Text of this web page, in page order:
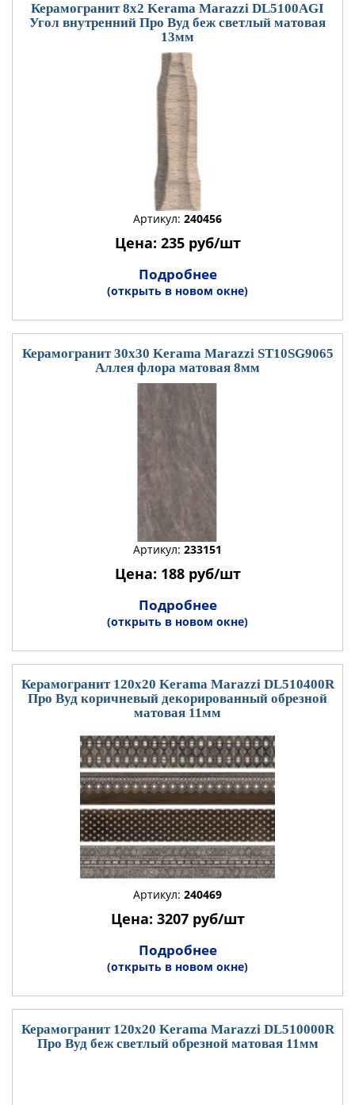
Керамогранит 8x2 Kerama Marazzi DL5100AGI
Угол внутренний Про Вуд беж светлый матовая
13мм
Артикул: 240456
Цена: 235 руб/шт
Подробнее
(открыть в новом окне)
Керамогранит 30x30 Kerama Marazzi ST10SG9065
Аллея флора матовая 8мм
Артикул: 233151
Цена: 188 руб/шт
Подробнее
(открыть в новом окне)
Керамогранит 120x20 Kerama Marazzi DL510400R
Про Вуд коричневый декорированный обрезной
матовая 11мм
Артикул: 240469
Цена: 3207 руб/шт
Подробнее
(открыть в новом окне)
Керамогранит 120x20 Kerama Marazzi DL510000R
Про Вуд беж светлый обрезной матовая 11мм